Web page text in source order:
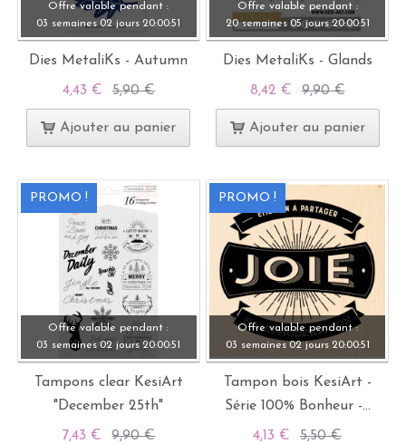
Offre valable pendant :
03 semaines 02 jours 20:00:49
Dies MetaliKs - Autumn
4,43 € 5,90 €
Ajouter au panier
Offre valable pendant :
20 semaines 05 jours 20:00:49
Dies MetaliKs - Glands
8,42 € 9,90 €
Ajouter au panier
PROMO !
Offre valable pendant :
03 semaines 02 jours 20:00:49
Tampons clear KesiArt
"December 25th"
7,43 € 9,90 €
PROMO !
Offre valable pendant :
03 semaines 02 jours 20:00:49
Tampon bois KesiArt -
Série 100% Bonheur -...
4,13 € 5,50 €